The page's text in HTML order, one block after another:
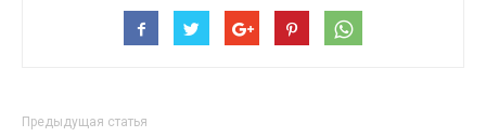
Предыдущая статья